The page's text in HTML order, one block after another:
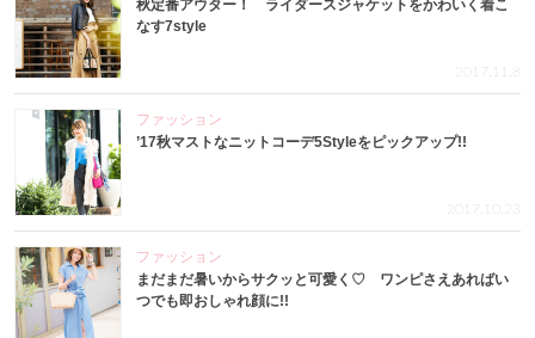
秋定番アウター！ ライダースジャケットをかわいく着こ
なす7style
2017.11.8
ファッション
’17秋マストなニットコーデ5Styleをピックアップ!!
2017.10.23
ファッション
まだまだ暑いからサクッと可愛く♡ ワンピさえあればい
つでも即おしゃれ顔に!!